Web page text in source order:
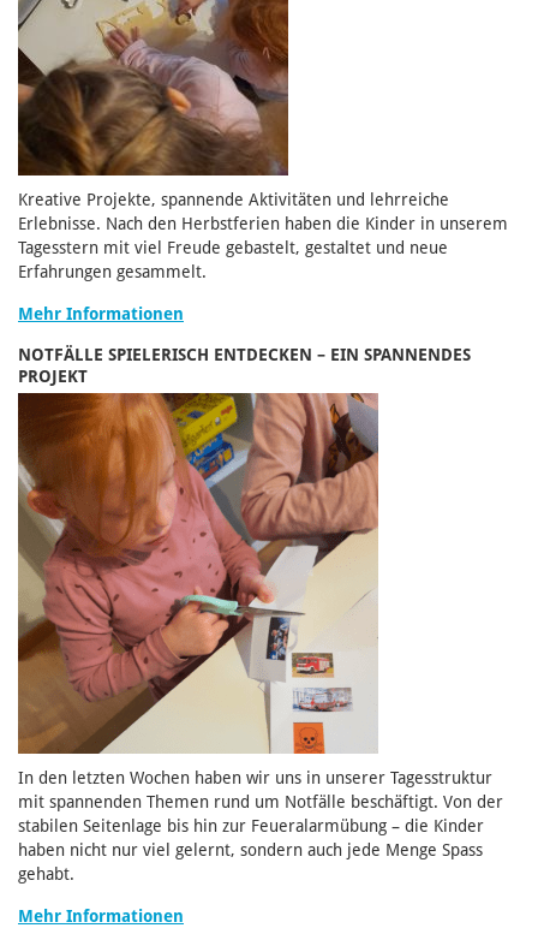
Kreative Projekte, spannende Aktivitäten und lehrreiche
Erlebnisse. Nach den Herbstferien haben die Kinder in unserem
Tagesstern mit viel Freude gebastelt, gestaltet und neue
Erfahrungen gesammelt.
Mehr Informationen
NOTFÄLLE SPIELERISCH ENTDECKEN – EIN SPANNENDES
PROJEKT
In den letzten Wochen haben wir uns in unserer Tagesstruktur
mit spannenden Themen rund um Notfälle beschäftigt. Von der
stabilen Seitenlage bis hin zur Feueralarmübung – die Kinder
haben nicht nur viel gelernt, sondern auch jede Menge Spass
gehabt.
Mehr Informationen